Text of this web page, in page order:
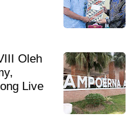
Oleh
Live